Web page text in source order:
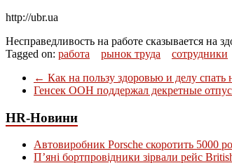
http://ubr.ua
Несправедливость на работе сказывается на
Tagged on: работа рынок труда
сотрудники
← Как на пользу здоровью и делу спать
Генсек ООН поддержал декретные
HR-Новини
Автовиробник Porsche скоротить 5000
П’яні бортпровідники зірвали рейс